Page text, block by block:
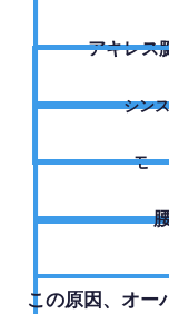
アキレス
シン
モー
この原因、オー